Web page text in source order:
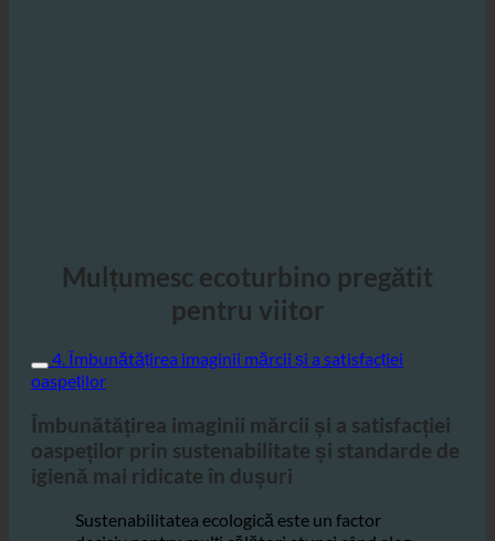
Mulțumesc ecoturbino pregătit
pentru viitor
oaspeților
Îmbunătățirea imaginii mărcii și a satisfacției
oaspeților prin sustenabilitate și standarde de
igienă mai ridicate în dușuri